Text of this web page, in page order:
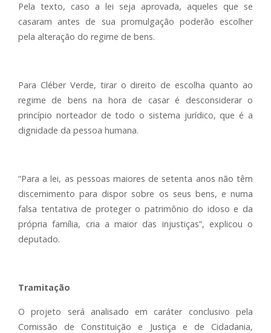
Pela texto, caso a lei seja aprovada, aqueles que se
casaram antes de sua promulgação poderão escolher
pela alteração do regime de bens.
Para Cléber Verde, tirar o direito de escolha quanto ao
regime de bens na hora de casar é desconsiderar o
princípio norteador de todo o sistema jurídico, que é a
dignidade da pessoa humana.
“Para a lei, as pessoas maiores de setenta anos não têm
discernimento para dispor sobre os seus bens, e numa
falsa tentativa de proteger o patrimônio do idoso e da
própria família, cria a maior das injustiças”, explicou o
deputado.
Tramitação
O projeto será analisado em caráter conclusivo pela
Comissão de Constituição e Justiça e de Cidadania,